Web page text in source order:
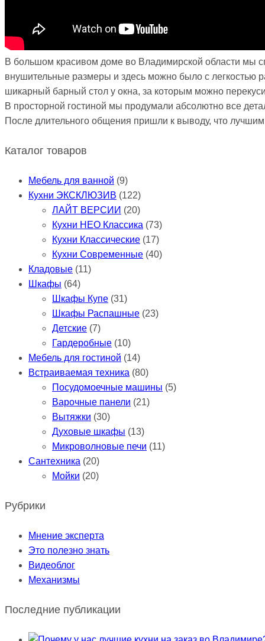
В большом красивом доме во Владимирской области мы
внушительные размеры и здесь можно было с легкостью
шикарный барный стол у окна, за которым можно
В просторной гостиной мы продумали абсолютно все
После длительного общения пришли к выводу, что
Каталог товаров
Мебель для ванной (9)
Кухни ЭКСКЛЮЗИВ (122)
ЛАЙТ ВЕРСИИ (20)
Кухни НЕО Классика (73)
Кухни Классические (17)
Кухни Современные (40)
Кладовые (11)
Шкафы (64)
Шкафы Купе (31)
Шкафы Распашные (23)
Детские (7)
Гардеробные (10)
Мебель для гостиной (14)
Встраиваемая техника (80)
Посудомоечные машины (5)
Варочные панели (21)
Вытяжки (30)
Духовые шкафы (13)
Микроволновые печи (11)
Сантехника (20)
Мойки (20)
Рубрики
Мнение эксперта
Это полезно знать
Видеоблог
Механизмы
Последние публикации